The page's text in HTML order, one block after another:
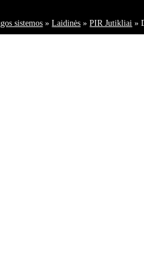
sistemos »Laidinės »PIR Jutikliai »